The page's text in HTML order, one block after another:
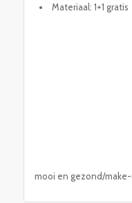
Materiaal: 1+1 gratis
mooi en gezond/